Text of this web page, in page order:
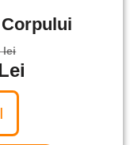
lei